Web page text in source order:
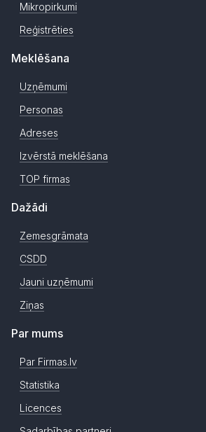
Mikropirkumi
Reģistrēties
Meklēšana
Uzņēmumi
Personas
Adreses
Izvērstā meklēšana
TOP firmas
Dažādi
Zemesgrāmata
CSDD
Jauni uzņēmumi
Ziņas
Par mums
Par Firmas.lv
Statistika
Licences